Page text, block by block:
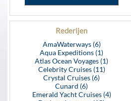
Rederijen
AmaWaterways (6)
Aqua Expeditions (1)
Atlas Ocean Voyages (1)
Celebrity Cruises (11)
Crystal Cruises (6)
Cunard (6)
Emerald Yacht Cruises (4)